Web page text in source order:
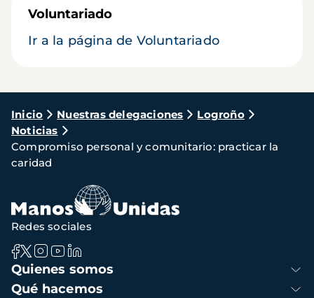
Voluntariado
Ir a la página de Voluntariado
Ruta
de
navegación
Inicio Nuestras delegaciones
Logroño
Noticias
Compromiso personal y comunitario: practicar la
caridad
Navegación
principal
Quienes somos
Qué hacemos
Redes sociales